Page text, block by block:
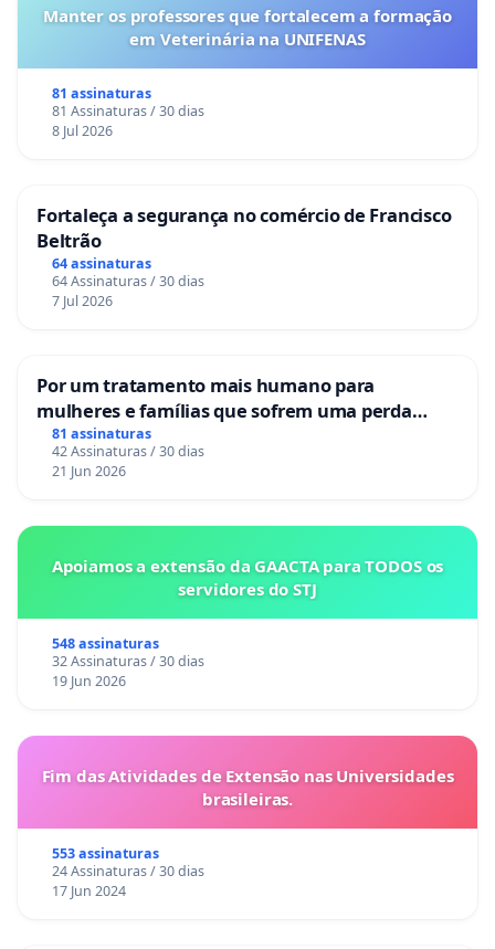
Manter os professores que fortalecem a formação
em Veterinária na UNIFENAS
81 assinaturas
81 Assinaturas / 30 dias
8 Jul 2026
Fortaleça a segurança no comércio de Francisco
Beltrão
64 assinaturas
64 Assinaturas / 30 dias
7 Jul 2026
Por um tratamento mais humano para
mulheres e famílias que sofrem uma perda
gestacional nos hospitais portugueses
81 assinaturas
42 Assinaturas / 30 dias
21 Jun 2026
Apoiamos a extensão da GAACTA para TODOS os
servidores do STJ
548 assinaturas
32 Assinaturas / 30 dias
19 Jun 2026
Fim das Atividades de Extensão nas Universidades
brasileiras.
553 assinaturas
24 Assinaturas / 30 dias
17 Jun 2024